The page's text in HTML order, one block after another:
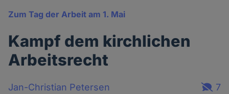
Zum Tag der Arbeit am 1. Mai
Kampf dem kirchlichen
Arbeitsrecht
Jan-Christian Petersen
7